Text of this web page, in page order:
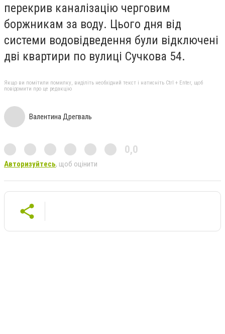
перекрив каналізацію черговим
боржникам за воду. Цього дня від
системи водовідведення були відключені
дві квартири по вулиці Сучкова 54.
Якщо ви помітили помилку, виділіть необхідний текст і натисніть Ctrl + Enter, щоб
повідомити про це редакцію
Валентина Дрегваль
0,0
Авторизуйтесь, щоб оцінити